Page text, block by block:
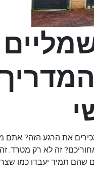
את הרגע הזה? אתם
זה לא רק מטרד, זה
שהם תמיד יעבדו כמו